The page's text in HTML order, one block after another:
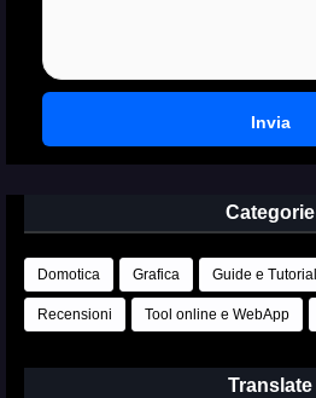
Categorie
Domotica Grafica Guide e Tutorial
Recensioni Tool online e WebApp
Translate